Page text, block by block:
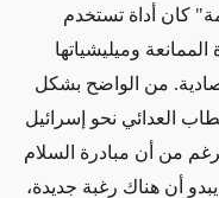
كان أداة تستخدم
وميليشياتها
من الواضح بشكل
العدائي نحو إسرائيل
من أن مبادرة السلام
أن هناك رغبة جديدة،